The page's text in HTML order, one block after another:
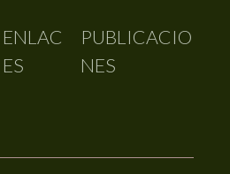
ENLAC
ES
PUBLICACIO
NES